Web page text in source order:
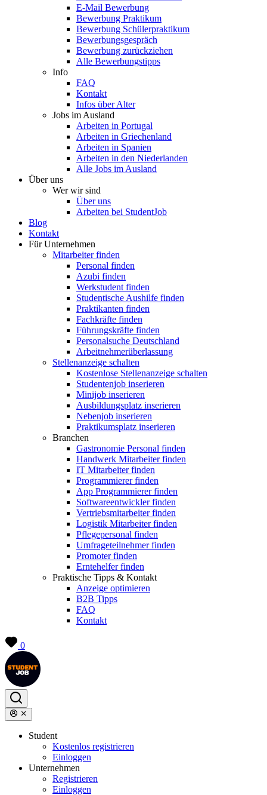
E-Mail Bewerbung
Bewerbung Praktikum
Bewerbung Schülerpraktikum
Bewerbungsgespräch
Bewerbung zurückziehen
Alle Bewerbungstipps
Info
FAQ
Kontakt
Infos über Alter
Jobs im Ausland
Arbeiten in Portugal
Arbeiten in Griechenland
Arbeiten in Spanien
Arbeiten in den Niederlanden
Alle Jobs im Ausland
Über uns
Wer wir sind
Über uns
Arbeiten bei StudentJob
Blog
Kontakt
Für Unternehmen
Mitarbeiter finden
Personal finden
Azubi finden
Werkstudent finden
Studentische Aushilfe finden
Praktikanten finden
Fachkräfte finden
Führungskräfte finden
Personalsuche Deutschland
Arbeitnehmerüberlassung
Stellenanzeige schalten
Kostenlose Stellenanzeige schalten
Studentenjob inserieren
Minijob inserieren
Ausbildungsplatz inserieren
Nebenjob inserieren
Praktikumsplatz inserieren
Branchen
Gastronomie Personal finden
Handwerk Mitarbeiter finden
IT Mitarbeiter finden
Programmierer finden
App Programmierer finden
Softwareentwickler finden
Vertriebsmitarbeiter finden
Logistik Mitarbeiter finden
Pflegepersonal finden
Umfrageteilnehmer finden
Promoter finden
Erntehelfer finden
Praktische Tipps & Kontakt
Anzeige optimieren
B2B Tipps
FAQ
Kontakt
0
Student
Kostenlos registrieren
Einloggen
Unternehmen
Registrieren
Einloggen